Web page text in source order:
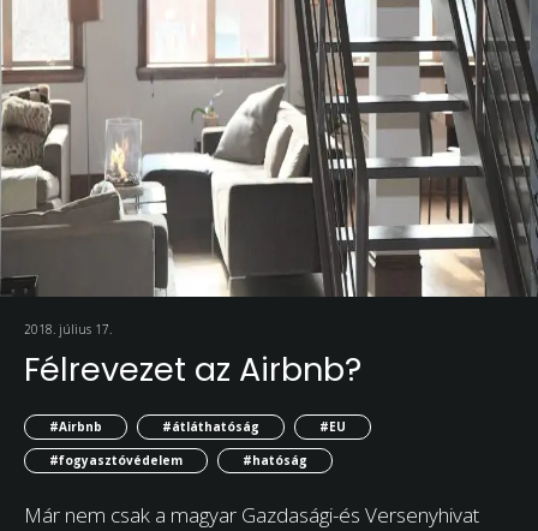
2018. július 17.
Félrevezet az Airbnb?
#Airbnb #átláthatóság
#EU
#fogyasztóvédelem
#hatóság
Már nem csak a magyar Gazdasági-és Versenyhivat